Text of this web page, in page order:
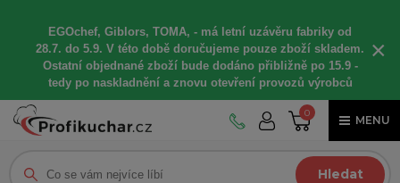
EGOchef, Giblors, TOMA, - má letní uzávěru fabriky od
28.7. do 5.9. V této době doručujeme pouze zboží skladem.
Ostatní objednané zboží bude dodáno přibližně po 15.9 -
tedy po naskladnění a znovu otevření provozů výrobců
×
0
MENU
Hledat